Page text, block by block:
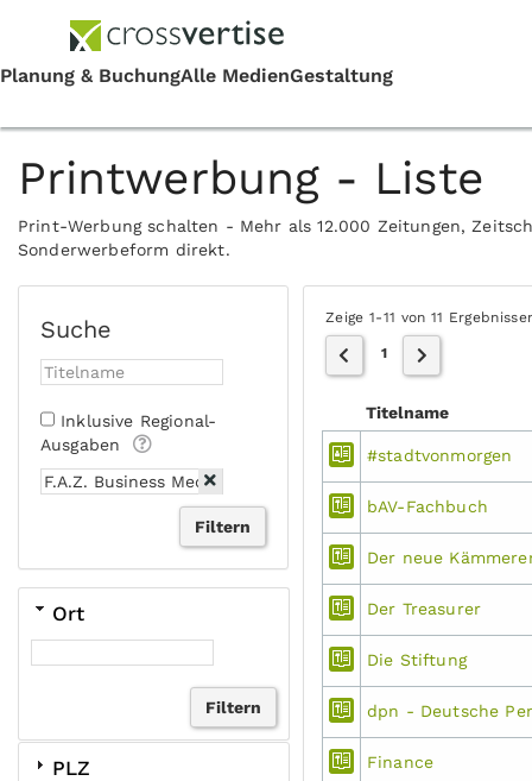
Printwerbung - Liste
Print-Werbung schalten - Mehr als 12.000 Zeitungen,
Sonderwerbeform direkt.
Suche
Inklusive Regional-
Ausgaben
Ort
PLZ
Zeige 1-11 von 11
1
Titelname
#stadtvonmorgen
bAV-Fachbuch
Der neue
Der Treasurer
Die Stiftung
dpn - Deutsche
Finance